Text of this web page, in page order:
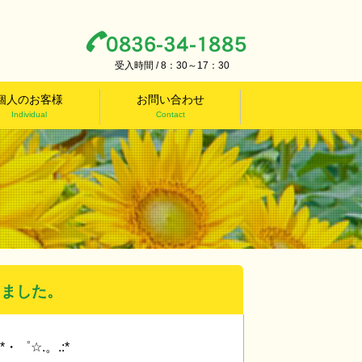
受入時間 / 8：30～17：30
人のお客様
Individual
お問い合わせ
Contact
した。
・゜☆.。.:*